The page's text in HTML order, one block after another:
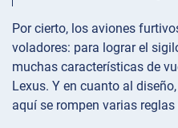
Por cierto, los aviones
voladores: para lograr el
muchas características de
Lexus. Y en cuanto al
aquí se rompen varias